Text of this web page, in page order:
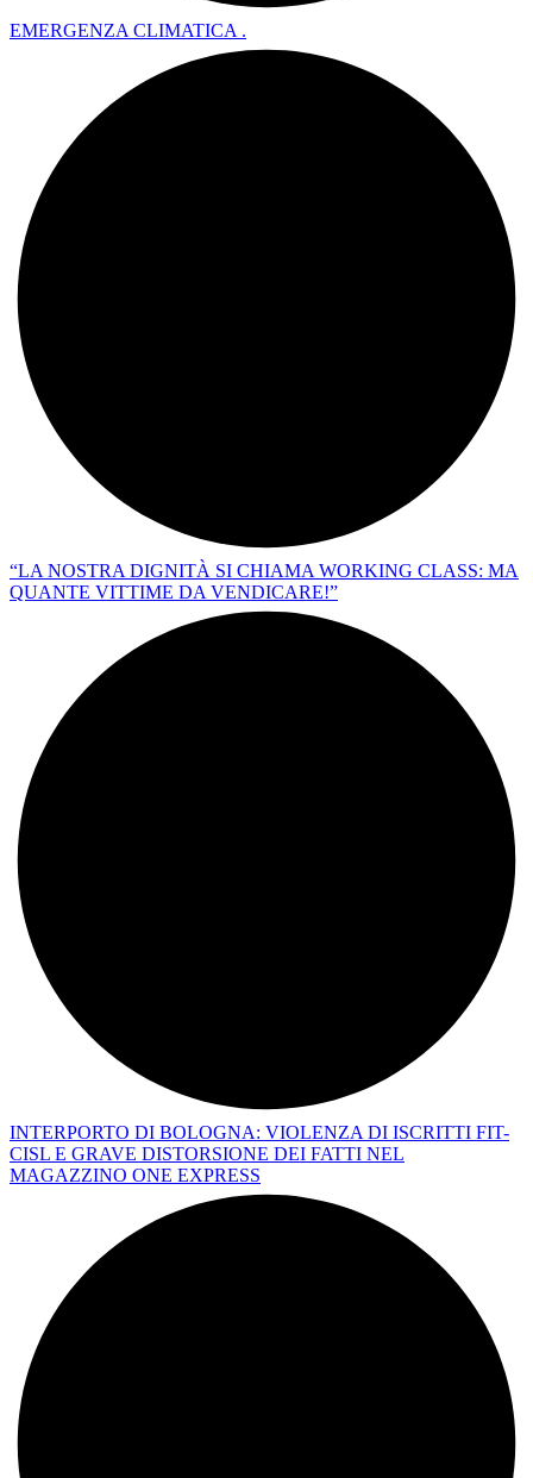
EMERGENZA CLIMATICA .
“LA NOSTRA DIGNITÀ SI CHIAMA WORKING CLASS: MA
QUANTE VITTIME DA VENDICARE!”
INTERPORTO DI BOLOGNA: VIOLENZA DI ISCRITTI FIT-
CISL E GRAVE DISTORSIONE DEI FATTI NEL
MAGAZZINO ONE EXPRESS